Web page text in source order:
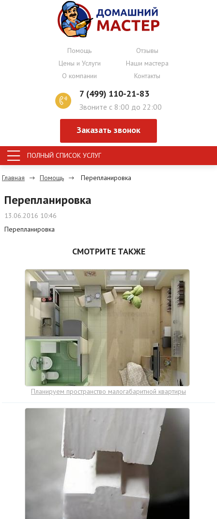
Помощь
Отзывы
Цены и Услуги
Наши мастера
О компании
Контакты
7 (499) 110-21-83
Звоните с 8:00 до 22:00
Заказать звонок
ПОЛНЫЙ СПИСОК УСЛУГ
Главная Помощь Перепланировка
Перепланировка
13.06.2016 10:46
Перепланировка
СМОТРИТЕ ТАКЖЕ
Планируем пространство малогабаритной квартиры